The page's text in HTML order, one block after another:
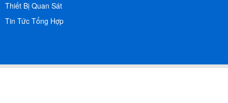
Thiết Bị Quan Sát
Tin Tức Tổng Hợp